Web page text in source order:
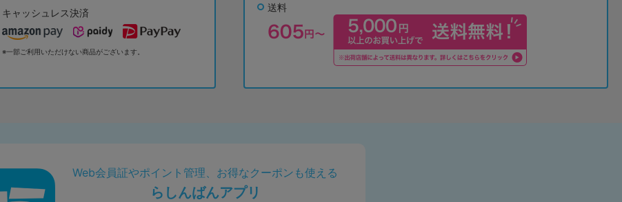
キャッシュレス決済
※一部ご利用いただけない商品がございます。
送料
Web会員証やポイント管理、お得なクーポンも使える
らしんばんアプリ